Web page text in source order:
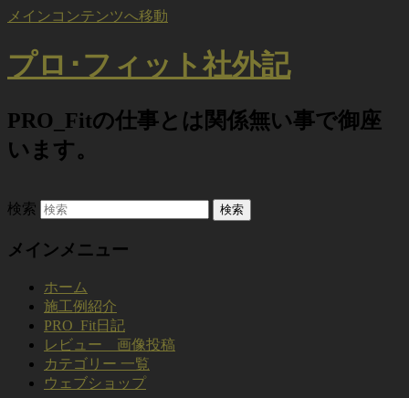
メインコンテンツへ移動
プロ･フィット社外記
PRO_Fitの仕事とは関係無い事で御座
います。
検索
メインメニュー
ホーム
施工例紹介
PRO_Fit日記
レビュー 画像投稿
カテゴリー 一覧
ウェブショップ